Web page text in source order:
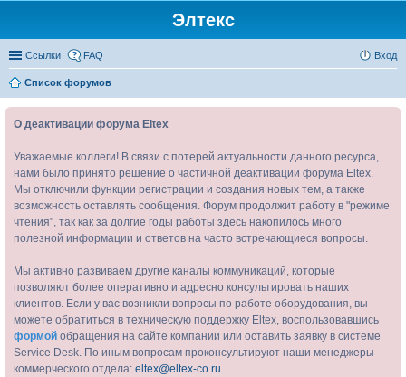
Элтекс
Ссылки FAQ Вход
Список форумов
О деактивации форума Eltex
Уважаемые коллеги! В связи с потерей актуальности данного ресурса,
нами было принято решение о частичной деактивации форума Eltex.
Мы отключили функции регистрации и создания новых тем, а также
возможность оставлять сообщения. Форум продолжит работу в "режиме
чтения", так как за долгие годы работы здесь накопилось много
полезной информации и ответов на часто встречающиеся вопросы.
Мы активно развиваем другие каналы коммуникаций, которые
позволяют более оперативно и адресно консультировать наших
клиентов. Если у вас возникли вопросы по работе оборудования, вы
можете обратиться в техническую поддержку Eltex, воспользовавшись
формой обращения на сайте компании или оставить заявку в системе
Service Desk. По иным вопросам проконсультируют наши менеджеры
коммерческого отдела: eltex@eltex-co.ru.